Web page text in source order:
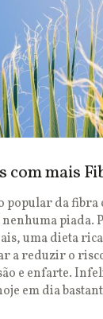
com mais
popular da fibra
nenhuma piada.
uma dieta
a reduzir o
e enfarte.
em dia